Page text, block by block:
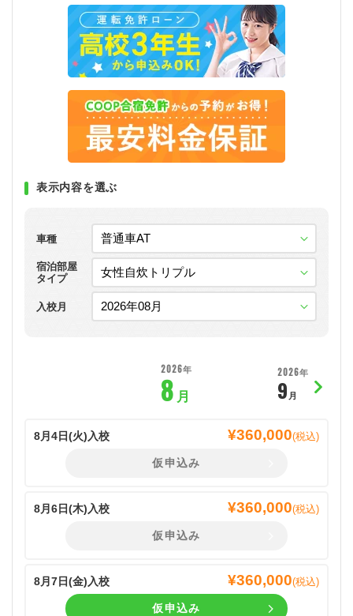
大型車+大型特殊+けん引
停止処分を受けた方の再取得
全国の運転免許センター・試験場一覧
表示内容を選ぶ
車種
宿泊部屋
タイプ
入校月
2026年
8 月
2026年
9月
8月4日(火)入校 ¥360,000(税込)
仮申込み
8月6日(木)入校 ¥360,000(税込)
仮申込み
8月7日(金)入校 ¥360,000(税込)
仮申込み